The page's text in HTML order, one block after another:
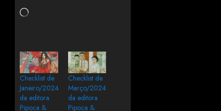
Checklist de
Janeiro/2024
da editora
Pipoca &
Checklist de
Março/2024
da editora
Pipoca &